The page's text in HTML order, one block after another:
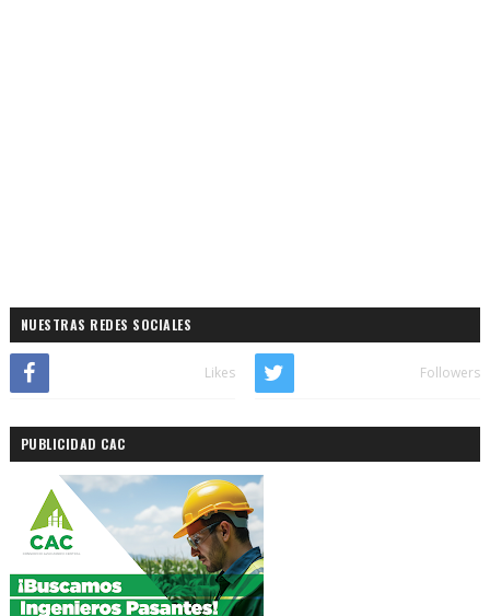
NUESTRAS REDES SOCIALES
Likes Followers
PUBLICIDAD CAC